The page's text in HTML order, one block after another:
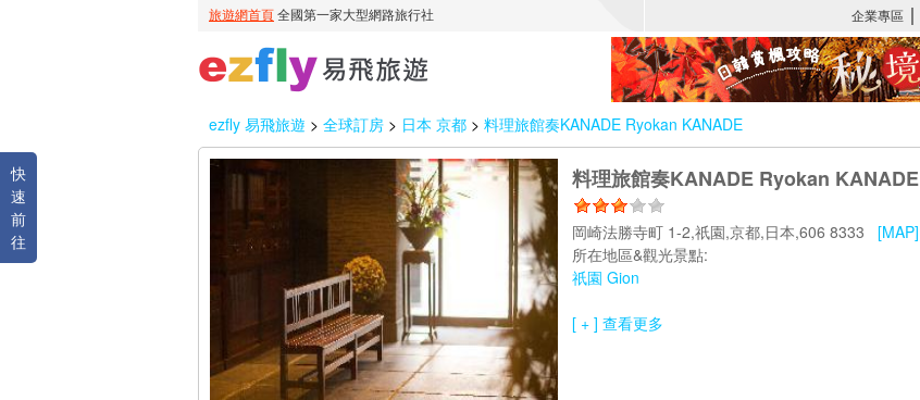
ezfly 易飛旅遊 > 全球訂房 > 日本 京都 > 料理旅館奏KANADE Ryokan KANADE
快
速
前
往
料理旅館奏KANADE Ryokan KANADE
岡崎法勝寺町 1-2,祇園,京都,日本,606 8333 [MAP]
所在地區&觀光景點:
祇園 Gion
[ + ] 查看更多